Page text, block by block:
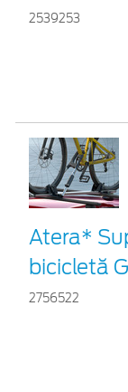
2539253
Atera*
bicicletă
2756522